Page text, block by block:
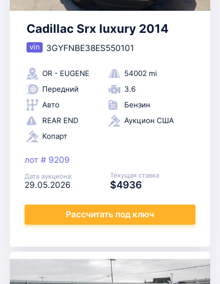
Cadillac Srx luxury 2014
3GYFNBE38ES550101
OR - EUGENE
54002 mi
Передний
3.6
Авто
Бензин
REAR END
Аукцион США
Копарт
лот # 9209
Дата аукциона:
29.05.2026
Текущая ставка
$4936
Рассчитать под ключ